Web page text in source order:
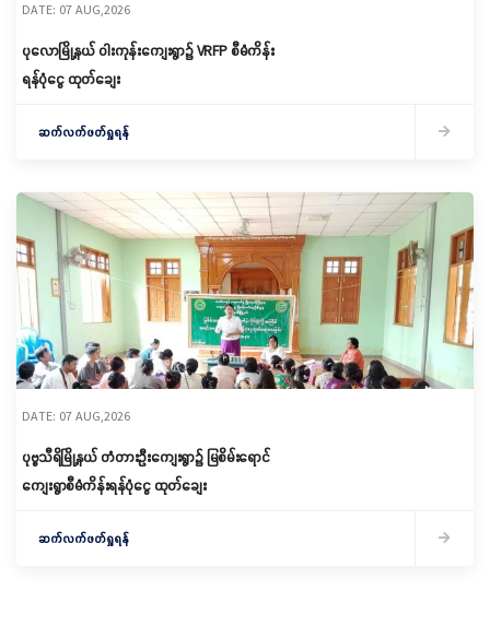
DATE: 07 AUG,2026
ပုလောမြို့နယ် ဝါးကုန်းကျေးရွာ၌ ‌VRFP စီမံကိန်း
ရန်ပုံငွေ ထုတ်ချေး
ဆက်လက်ဖတ်ရှုရန်
DATE: 07 AUG,2026
ပုဗ္ဗသီရိမြို့နယ် တံတားဦးကျေးရွာ၌ မြစိမ်းရောင်
ကျေးရွာစီမံကိန်းရန်ပုံငွေ ထုတ်ချေး
ဆက်လက်ဖတ်ရှုရန်